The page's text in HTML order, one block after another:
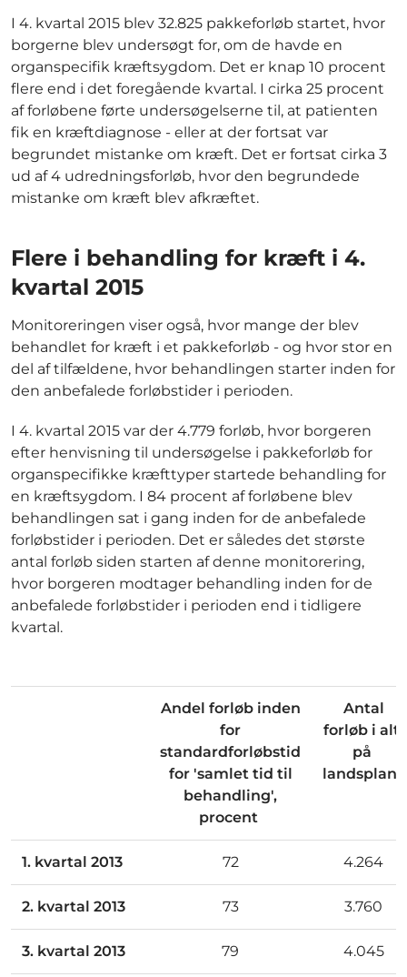
I 4. kvartal 2015 blev 32.825 pakkeforløb startet, hvor
borgerne blev undersøgt for, om de havde en
organspecifik kræftsygdom. Det er knap 10 procent
flere end i det foregående kvartal. I cirka 25 procent
af forløbene førte undersøgelserne til, at patienten
fik en kræftdiagnose - eller at der fortsat var
begrundet mistanke om kræft. Det er fortsat cirka 3
ud af 4 udredningsforløb, hvor den begrundede
mistanke om kræft blev afkræftet.
Flere i behandling for kræft i 4.
kvartal 2015
Monitoreringen viser også, hvor mange der blev
behandlet for kræft i et pakkeforløb - og hvor stor en
del af tilfældene, hvor behandlingen starter inden for
den anbefalede forløbstider i perioden.
I 4. kvartal 2015 var der 4.779 forløb, hvor borgeren
efter henvisning til undersøgelse i pakkeforløb for
organspecifikke kræfttyper startede behandling for
en kræftsygdom. I 84 procent af forløbene blev
behandlingen sat i gang inden for de anbefalede
forløbstider i perioden. Det er således det største
antal forløb siden starten af denne monitorering,
hvor borgeren modtager behandling inden for de
anbefalede forløbstider i perioden end i tidligere
kvartal.
Andel forløb inden
for
standardforløbstid
for 'samlet tid til
behandling',
procent
Antal
forløb i alt
på
landsplan
1. kvartal 2013 72 4.264
2. kvartal 2013 73 3.760
3. kvartal 2013 79 4.045